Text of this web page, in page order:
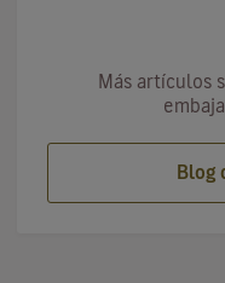
Más artículos
Blog